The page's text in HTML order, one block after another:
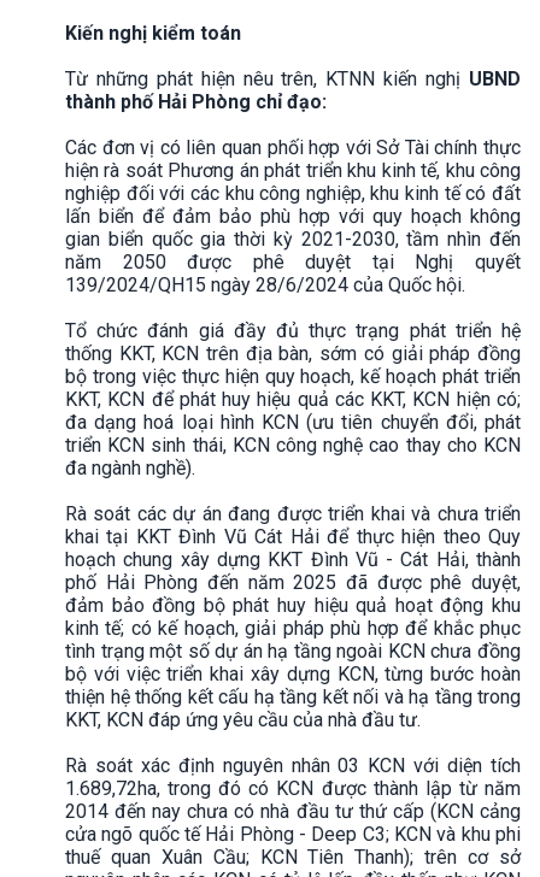
Kiến nghị kiểm toán
Từ những phát hiện nêu trên, KTNN kiến nghị UBND
thành phố Hải Phòng chỉ đạo:
Các đơn vị có liên quan phối hợp với Sở Tài chính thực
hiện rà soát Phương án phát triển khu kinh tế, khu công
nghiệp đối với các khu công nghiệp, khu kinh tế có đất
lấn biển để đảm bảo phù hợp với quy hoạch không
gian biển quốc gia thời kỳ 2021-2030, tầm nhìn đến
năm 2050 được phê duyệt tại Nghị quyết
139/2024/QH15 ngày 28/6/2024 của Quốc hội.
Tổ chức đánh giá đầy đủ thực trạng phát triển hệ
thống KKT, KCN trên địa bàn, sớm có giải pháp đồng
bộ trong việc thực hiện quy hoạch, kế hoạch phát triển
KKT, KCN để phát huy hiệu quả các KKT, KCN hiện có;
đa dạng hoá loại hình KCN (ưu tiên chuyển đổi, phát
triển KCN sinh thái, KCN công nghệ cao thay cho KCN
đa ngành nghề).
Rà soát các dự án đang được triển khai và chưa triển
khai tại KKT Đình Vũ Cát Hải để thực hiện theo Quy
hoạch chung xây dựng KKT Đình Vũ - Cát Hải, thành
phố Hải Phòng đến năm 2025 đã được phê duyệt,
đảm bảo đồng bộ phát huy hiệu quả hoạt động khu
kinh tế; có kế hoạch, giải pháp phù hợp để khắc phục
tình trạng một số dự án hạ tầng ngoài KCN chưa đồng
bộ với việc triển khai xây dựng KCN, từng bước hoàn
thiện hệ thống kết cấu hạ tầng kết nối và hạ tầng trong
KKT, KCN đáp ứng yêu cầu của nhà đầu tư.
Rà soát xác định nguyên nhân 03 KCN với diện tích
1.689,72ha, trong đó có KCN được thành lập từ năm
2014 đến nay chưa có nhà đầu tư thứ cấp (KCN cảng
cửa ngõ quốc tế Hải Phòng - Deep C3; KCN và khu phi
thuế quan Xuân Cầu; KCN Tiên Thanh); trên cơ sở